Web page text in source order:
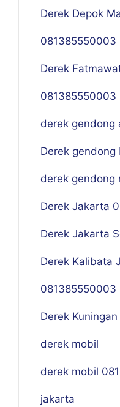
Derek Depok
081385550003
Derek
081385550003
derek gendong
Derek gendong
derek gendong
Derek Jakarta
Derek Jakarta
Derek Kalibata
081385550003
Derek
derek mobil
derek mobil
jakarta